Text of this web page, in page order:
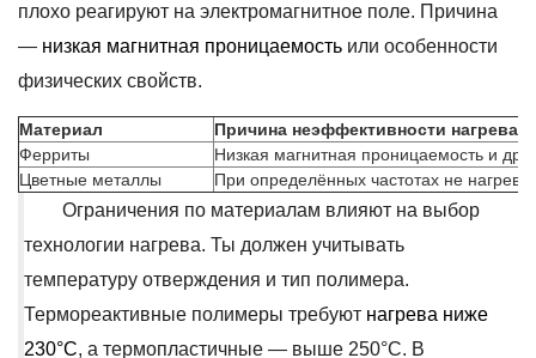
плохо реагируют на электромагнитное поле. Причина
— низкая магнитная проницаемость или особенности
физических свойств.
Материал
Причина неэффективности нагрева
Ферриты
Низкая магнитная проницаемость и
Цветные металлы
При определённых частотах не
Ограничения по материалам влияют на выбор
технологии нагрева. Ты должен учитывать
температуру отверждения и тип полимера.
Термореактивные полимеры требуют нагрева ниже
230°C, а термопластичные — выше 250°C. В